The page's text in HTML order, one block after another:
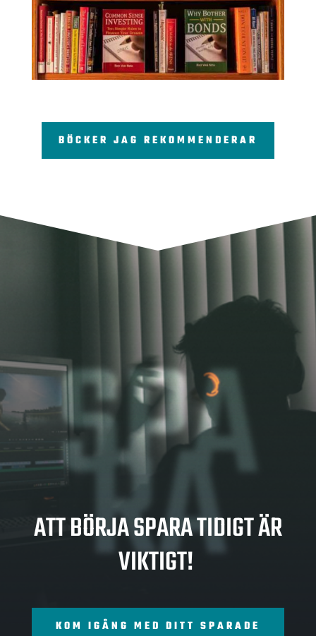
BÖCKER JAG REKOMMENDERAR
SPA
RA
ATT BÖRJA SPARA TIDIGT ÄR
VIKTIGT!
KOM IGÅNG MED DITT SPARADE